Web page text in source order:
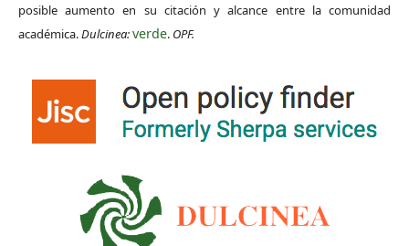
posible aumento en su citación y alcance entre la comunidad
académica.Dulcinea:verde. OPF.